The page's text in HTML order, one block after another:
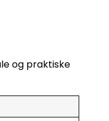
og praktiske